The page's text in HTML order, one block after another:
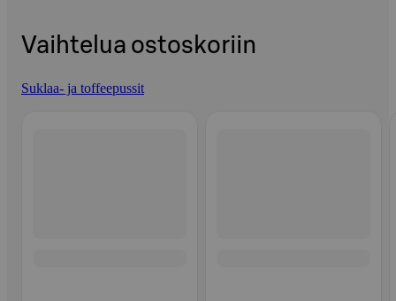
Vaihtelua ostoskoriin
Suklaa- ja toffeepussit